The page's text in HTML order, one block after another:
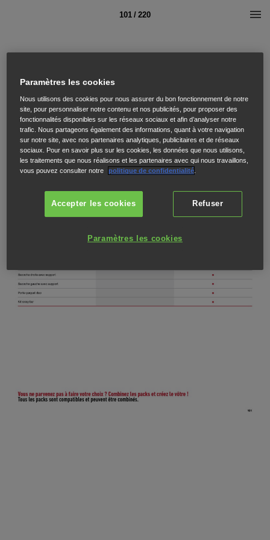
101 / 220
Paramètres les cookies
Nous utilisons des cookies pour nous assurer du bon fonctionnement de notre
site, pour personnaliser notre contenu et nos publicités, pour proposer des
fonctionnalités disponibles sur les réseaux sociaux et afin d’analyser notre
trafic. Nous partageons également des informations, quant à votre navigation
sur notre site, avec nos partenaires analytiques, publicitaires et de réseaux
sociaux. Pour en savoir plus sur les cookies, les données que nous utilisons,
les traitements que nous réalisons et les partenaires avec qui nous travaillons,
vous pouvez consulter notre
politique de confidentialité.
Refuser
Accepter les cookies
Paramètres les cookies